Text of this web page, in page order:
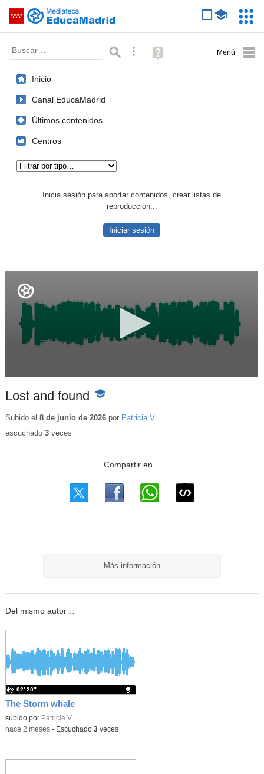
Saltar navegación
Palabra o frase: Búsqueda avanzada
Ayuda
(en
Inicio
Canal EducaMadrid
Últimos contenidos
Centros
Inicia sesión para aportar contenidos, crear listas de
reproducción...
Iniciar sesión
Lost and found
-
educativo
Subido el 8 de junio de 2026por Patricia V.
escuchado 3veces
Más información
Del mismo autor…
The Storm whale
Contenido educativo.
subido por Patricia V.
02′ 20″
-hace 2 meses- Escuchado 3veces